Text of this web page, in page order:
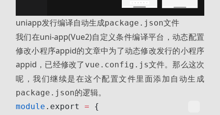
uniapp发行编译自动生成package.json文件
我们在uni-app(Vue2)自定义条件编译平台，动态配置
修改小程序appid的文章中为了动态修改发行的小程序
appid，已经修改了 vue.config.js文件。那么这次
呢，我们继续是在这个配置文件里面添加自动生成
package.json的逻辑。
module .export = {